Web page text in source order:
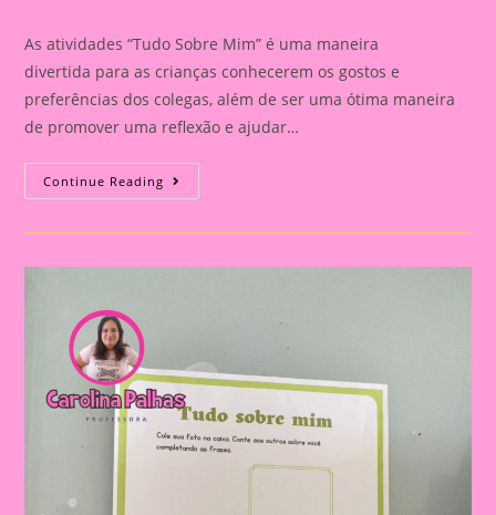
As atividades “Tudo Sobre Mim” é uma maneira
divertida para as crianças conhecerem os gostos e
preferências dos colegas, além de ser uma ótima maneira
de promover uma reflexão e ajudar…
Continue Reading Atividade
Tudo
Mim